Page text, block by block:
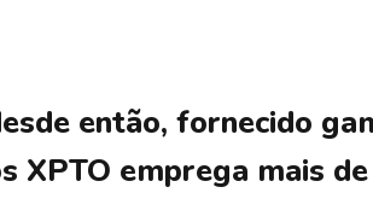
então, fornecido
XPTO emprega mais